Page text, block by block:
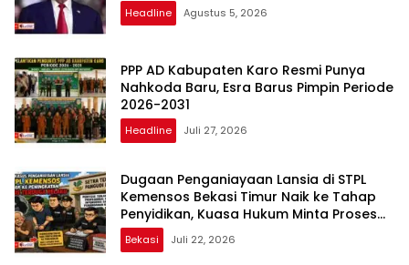
Headline Agustus 5, 2026
PPP AD Kabupaten Karo Resmi Punya
Nahkoda Baru, Esra Barus Pimpin Periode
2026-2031
Headline Juli 27, 2026
Dugaan Penganiayaan Lansia di STPL
Kemensos Bekasi Timur Naik ke Tahap
Penyidikan, Kuasa Hukum Minta Proses
Transparan dan Bebas Intervensi
Bekasi Juli 22, 2026